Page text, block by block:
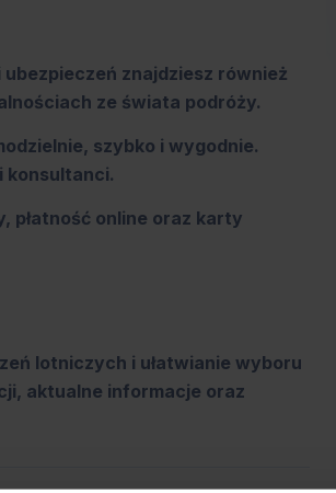
znajdziesz również
ze świata podróży.
szybko i wygodnie.
konsultanci.
płatność online oraz karty
lotniczych i ułatwianie wyboru
aktualne informacje oraz